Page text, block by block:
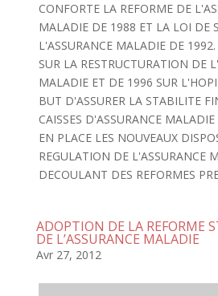
CONFORTE LA REFORME DE
MALADIE DE 1988 ET LA LOI DE
L'ASSURANCE MALADIE DE
SUR LA RESTRUCTURATION DE
MALADIE ET DE 1996 SUR
BUT D'ASSURER LA STABILITE
CAISSES D'ASSURANCE
EN PLACE LES NOUVEAUX
REGULATION DE L'ASSURANCE
DECOULANT DES REFORMES
ADOPTION DE LA REFORME
DE L’ASSURANCE MALADIE
Avr 27, 2012